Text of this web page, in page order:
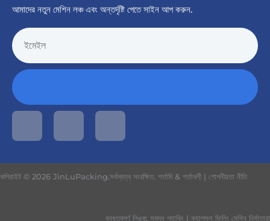
আমাদের নতুন মেশিন লঞ্চ এবং অন্তর্দৃষ্টি পেতে সাইন আপ করুন.
কপিরাইট © 2026 JinLuPacking.সর্বস্বত্ব সংরক্ষিত. শর্তাদি & শর্তাবলী | গোপনীয়তা নীতি
বন্ধুত্বপূর্ণ লিঙ্ক: সমৃদ্ধ প্যাকিং | ক্যাপসুল ফিলিং মেশিন নির্মাতারা